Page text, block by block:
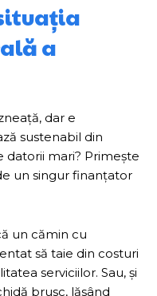
a
dar e
sustenabil din
datorii mari? Primește
un singur finanțator
un cămin cu
să taie din costuri
serviciilor. Sau, și
brusc, lăsând